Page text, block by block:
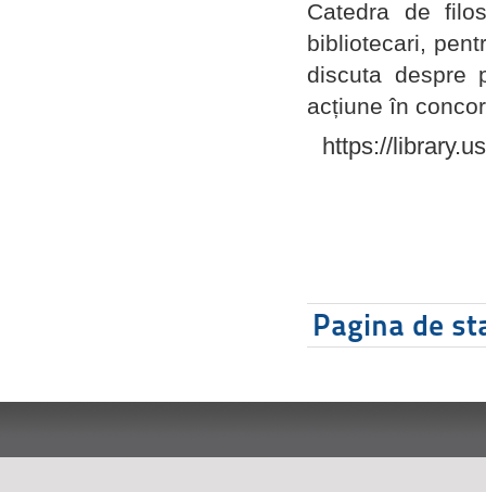
Catedra de
bibliotecari,
discuta despre
acțiune în
https://
Pagina de